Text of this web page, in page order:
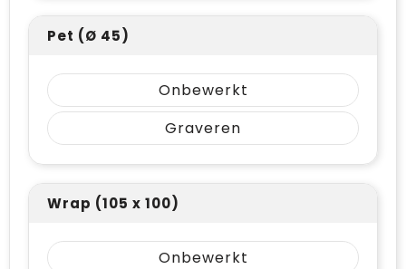
Pet (Ø 45)
Onbewerkt
Graveren
Wrap (105 x 100)
Onbewerkt